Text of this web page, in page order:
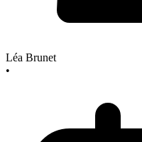
Léa Brunet
•